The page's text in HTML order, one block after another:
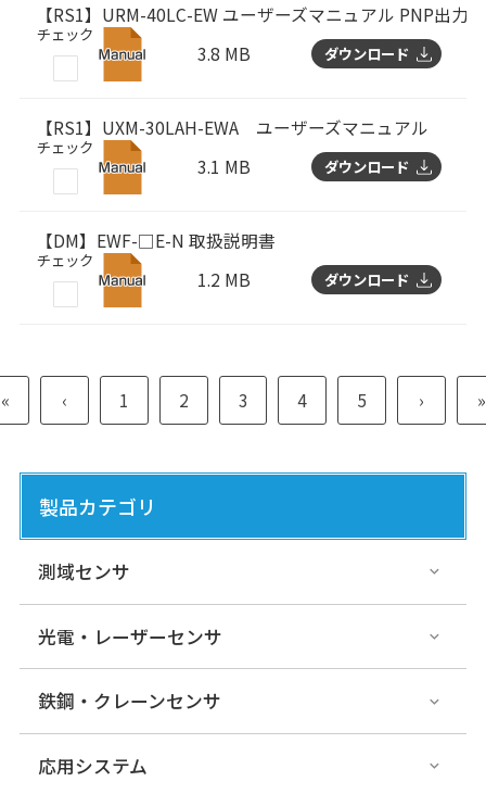
チェック
【RS1】URM-40LC-EW ユーザーズマニュアル PNP出力
3.8 MB
ダウンロード
チェック
【RS1】UXM-30LAH-EWA ユーザーズマニュアル
3.1 MB
ダウンロード
チェック
【DM】EWF-□E-N 取扱説明書
1.2 MB
ダウンロード
« ‹ 1 2 3 4 5 › »
製品カテゴリ
測域センサ
光電・レーザーセンサ
鉄鋼・クレーンセンサ
応用システム